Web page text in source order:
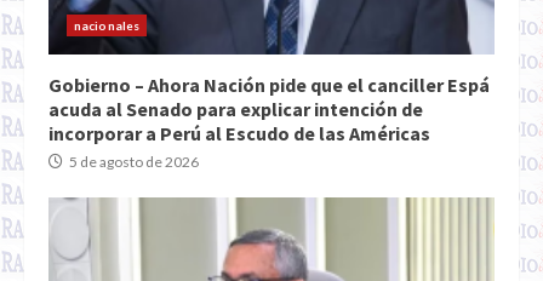
nacionales
Gobierno – Ahora Nación pide que el canciller Espá
acuda al Senado para explicar intención de
incorporar a Perú al Escudo de las Américas
5 de agosto de 2026